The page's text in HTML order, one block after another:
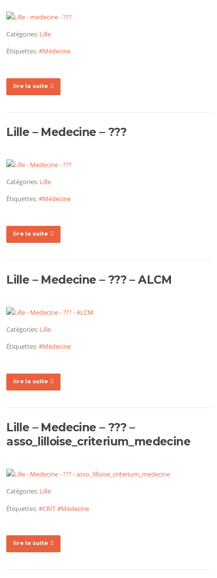
Catégories: Lille
Étiquettes:#Médecine
lire la suite
Lille – Medecine – ???
Catégories: Lille
Étiquettes:#Médecine
lire la suite
Lille – Medecine – ??? – ALCM
Catégories: Lille
Étiquettes:#Médecine
lire la suite
Lille – Medecine – ??? –
asso_lilloise_criterium_medecine
Catégories: Lille
Étiquettes:#CRIT#Médecine
lire la suite